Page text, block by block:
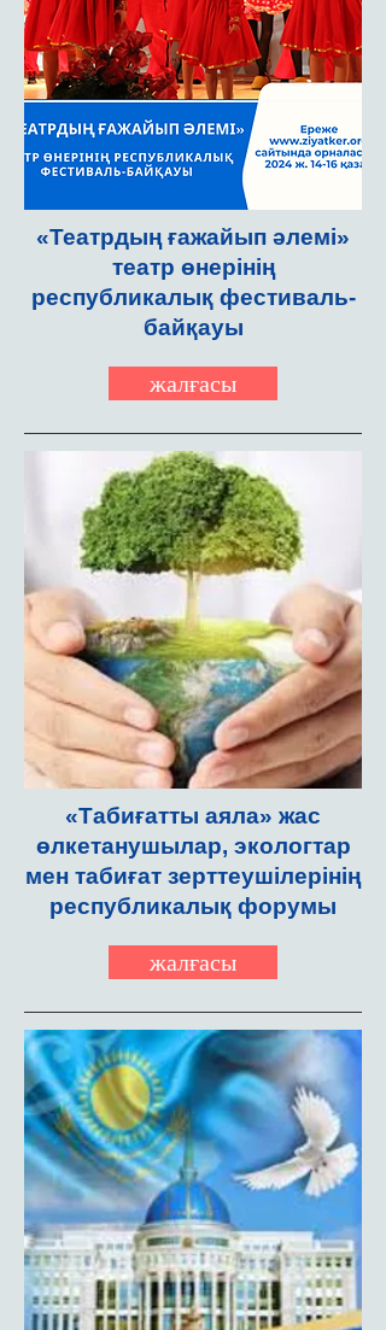
«Театрдың ғажайып әлемі»
театр өнерінің
республикалық фестиваль-
байқауы
жалғасы
«Табиғатты аяла» жас
өлкетанушылар, экологтар
мен табиғат зерттеушілерінің
республикалық форумы
жалғасы